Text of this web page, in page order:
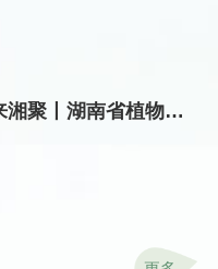
“五一”来湘聚丨湖南省植物园邀你探秘“真假”玫瑰，畅游浪漫花海